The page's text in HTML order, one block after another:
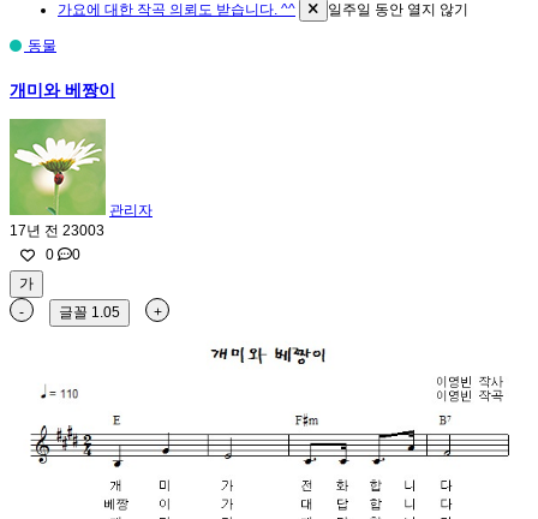
가요에 대한 작곡 의뢰도 받습니다. ^^
일주일 동안 열지 않기
동물
개미와 베짱이
관리자
17년 전 23003
0
0
가
-
글꼴 1.05 +